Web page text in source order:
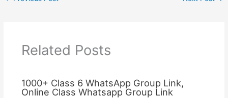
Related Posts
1000+ Class 6 WhatsApp Group Link,
Online Class Whatsapp Group Link